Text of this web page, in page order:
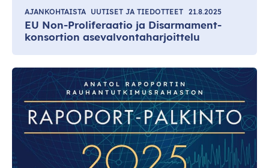
AJANKOHTAISTA UUTISET JA TIEDOTTEET 21.8.2025
EU Non-Proliferaatio ja Disarmament-
konsortion asevalvontaharjoittelu